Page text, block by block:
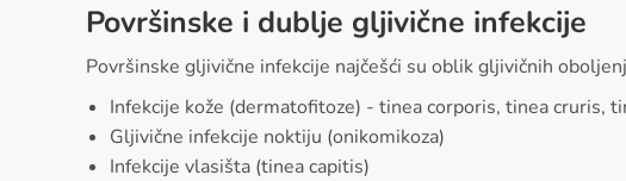
Površinske i dublje gljivične infekcije
Površinske gljivične infekcije najčešći su oblik gljivičnih
Infekcije kože (dermatofitoze) - tinea corporis, tinea cruris,
Gljivične infekcije noktiju (onikomikoza)
Infekcije vlasišta (tinea capitis)